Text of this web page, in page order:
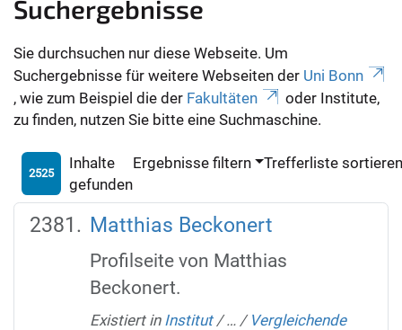
Suchergebnisse
Sie durchsuchen nur diese Webseite. Um
Suchergebnisse für weitere Webseiten der Uni Bonn
, wie zum Beispiel die der Fakultäten
oder Institute,
zu finden, nutzen Sie bitte eine Suchmaschine.
2525
Inhalte
gefunden
Ergebnisse filtern Trefferliste
Matthias Beckonert
Profilseite von Matthias
Beckonert.
Existiert in Institut /… / Vergleichende